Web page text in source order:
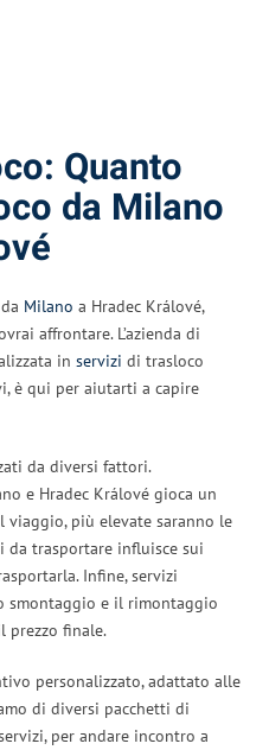
Quanto
da Milano
Milano a Hradec Králové,
affrontare. L’azienda di
in servizi di trasloco
è qui per aiutarti a capire
da diversi fattori.
e Hradec Králové gioca un
più elevate saranno le
da trasportare influisce sui
Infine, servizi
smontaggio e il rimontaggio
prezzo finale.
personalizzato, adattato alle
di diversi pacchetti di
per andare incontro a